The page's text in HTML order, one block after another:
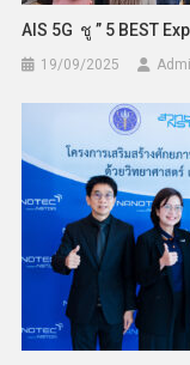
AIS 5G ชู ” 5 BEST
19/09/2025